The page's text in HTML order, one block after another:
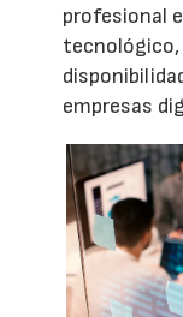
profesional
tecnológico,
empresas